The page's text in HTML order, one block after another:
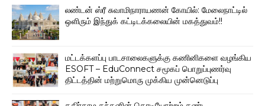
லண்டன் ஸ்ரீ சுவாமிநாராயணன் கோயில்: மேலைநாட்டில்
ஒளிரும் இந்துக் கட்டிடக்கலையின் மகத்துவம்!!
மட்டக்களப்பு பாடசாலைகளுக்கு கணினிகளை வழங்கிய
ESOFT – EduConnect சமூகப் பொறுப்புணர்வு
திட்டத்தின் மற்றுமொரு முக்கிய முன்னெடுப்பு